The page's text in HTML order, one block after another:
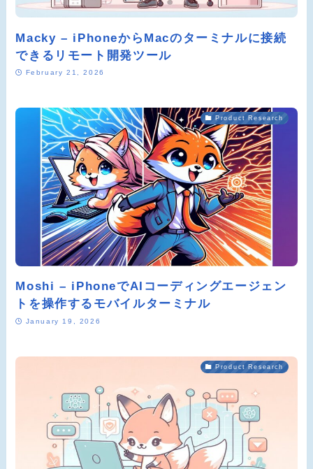
Macky – iPhoneからMacのターミナルに接続
できるリモート開発ツール
February 21, 2026
Product Research
Moshi – iPhoneでAIコーディングエージェン
トを操作するモバイルターミナル
January 19, 2026
Product Research